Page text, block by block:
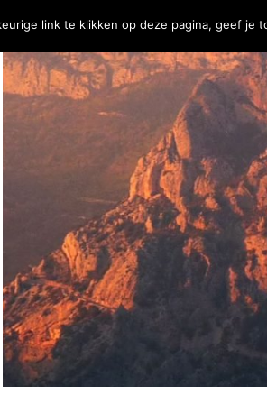
Contact € 0,00 0 Items
link te klikken op deze pagina, geef je